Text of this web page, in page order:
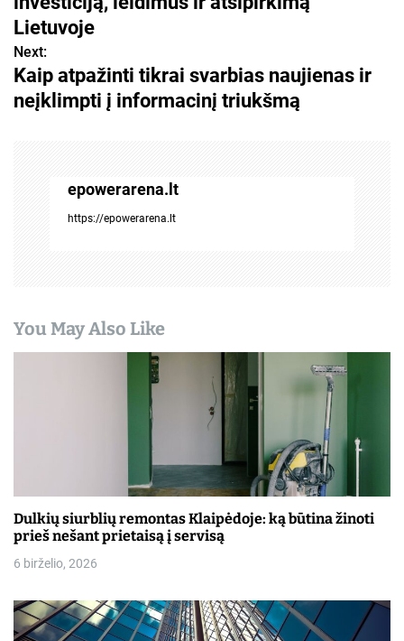
i
g
a
š
ų
Lietuvoje
Next:
Kaip atpažinti tikrai svarbias naujienas ir
neįklimpti į informacinį triukšmą
epowerarena.lt
https://epowerarena.lt
You May Also Like
Dulkių siurblių remontas Klaipėdoje: ką būtina žinoti
prieš nešant prietaisą į servisą
6 birželio, 2026